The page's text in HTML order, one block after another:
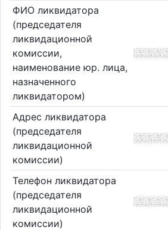
ФИО ликвидатора
(председателя
ликвидационной
комиссии,
наименование юр. лица,
назначенного
ликвидатором)
Адрес ликвидатора
(председателя
ликвидационной
комиссии)
Телефон ликвидатора
(председателя
ликвидационной
комиссии)